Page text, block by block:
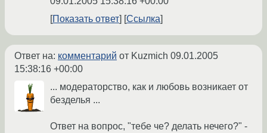
Показать ответ
Ссылка
Ответ на: комментарий от Kuzmich 09.01.2005
15:38:16 +00:00
... модераторство, как и любовь возникает от
безделья ...
Ответ на вопрос, "тебе че? делать нечего?" -